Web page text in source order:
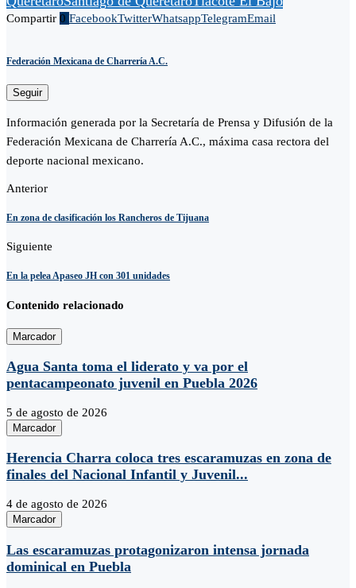
Compartir 0 FacebookTwitterWhatsappTelegramEmail
Federación Mexicana de Charrería A.C.
Seguir
Información generada por la Secretaría de Prensa y Difusión de la
Federación Mexicana de Charrería A.C., máxima casa rectora del
deporte nacional mexicano.
Anterior
En zona de clasificación los Rancheros de Tijuana
Siguiente
En la pelea Apaseo JH con 301 unidades
Contenido relacionado
Marcador
Agua Santa toma el liderato y va por el
pentacampeonato juvenil en Puebla 2026
5 de agosto de 2026
Marcador
Herencia Charra coloca tres escaramuzas en zona de
finales del Nacional Infantil y Juvenil...
4 de agosto de 2026
Marcador
Las escaramuzas protagonizaron intensa jornada
dominical en Puebla